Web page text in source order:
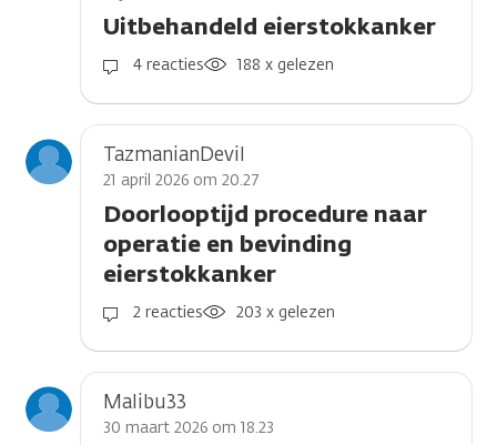
Uitbehandeld eierstokkanker
4 reacties 188 x gelezen
TazmanianDevil
21 april 2026 om 20.27
Doorlooptijd procedure naar
operatie en bevinding
eierstokkanker
2 reacties 203 x gelezen
Malibu33
30 maart 2026 om 18.23